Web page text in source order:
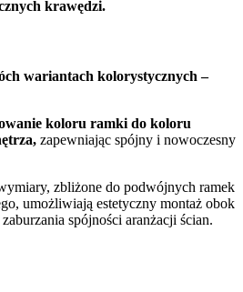
krawędzi.
wariantach kolorystycznych –
koloru ramki do koloru
zapewniając spójny i nowoczesny
zbliżone do podwójnych ramek
umożliwiają estetyczny montaż obok
spójności aranżacji ścian.